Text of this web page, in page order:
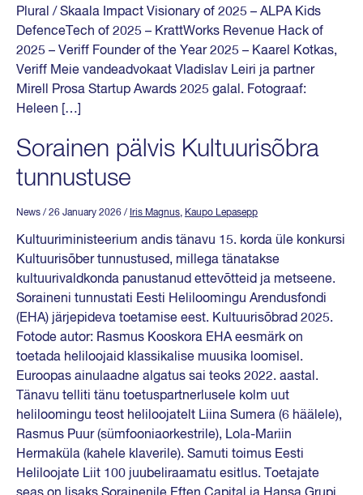
Plural / Skaala Impact Visionary of 2025 – ALPA Kids
DefenceTech of 2025 – KrattWorks Revenue Hack of
2025 – Veriff Founder of the Year 2025 – Kaarel Kotkas,
Veriff Meie vandeadvokaat Vladislav Leiri ja partner
Mirell Prosa Startup Awards 2025 galal. Fotograaf:
Heleen […]
Sorainen pälvis Kultuurisõbra
tunnustuse
News / 26 January 2026 / Iris Magnus, Kaupo Lepasepp
Kultuuriministeerium andis tänavu 15. korda üle konkursi
Kultuurisõber tunnustused, millega tänatakse
kultuurivaldkonda panustanud ettevõtteid ja metseene.
Soraineni tunnustati Eesti Heliloomingu Arendusfondi
(EHA) järjepideva toetamise eest. Kultuurisõbrad 2025.
Fotode autor: Rasmus Kooskora EHA eesmärk on
toetada heliloojaid klassikalise muusika loomisel.
Euroopas ainulaadne algatus sai teoks 2022. aastal.
Tänavu telliti tänu toetuspartnerlusele kolm uut
heliloomingu teost heliloojatelt Liina Sumera (6 häälele),
Rasmus Puur (sümfooniaorkestrile), Lola-Mariin
Hermaküla (kahele klaverile). Samuti toimus Eesti
Heliloojate Liit 100 juubeliraamatu esitlus. Toetajate